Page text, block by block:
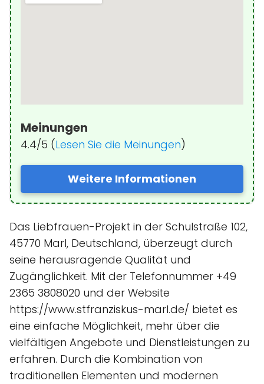
Meinungen
4.4/5 (Lesen Sie die Meinungen)
Weitere Informationen
Das Liebfrauen-Projekt in der Schulstraße 102,
45770 Marl, Deutschland, überzeugt durch
seine herausragende Qualität und
Zugänglichkeit. Mit der Telefonnummer +49
2365 3808020 und der Website
https://www.stfranziskus-marl.de/ bietet es
eine einfache Möglichkeit, mehr über die
vielfältigen Angebote und Dienstleistungen zu
erfahren. Durch die Kombination von
traditionellen Elementen und modernen